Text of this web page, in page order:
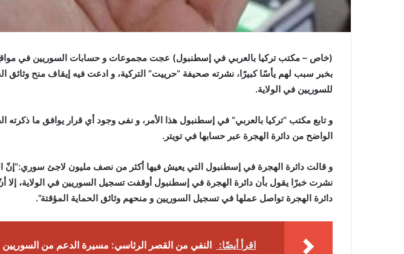
(خاص – مكتب تركيا بالعربي في إسطنبول) عجت مجموعات و حسابات السوريين في مواقع
بخبر سبب لهم يأسًا كبيرًا، نشرته صحيفة “حرييت” التركية، و ادعت فيه إيقاف منح وثائق
للسوريين في الولاية.
و تابع مكتب “تركيا بالعربي” في إسطنبول هذا الأمر، و نفى وجود أي قرار يوافق ما ذكرته
الواضح من دائرة الهجرة عبر حسابها في تويتر.
و قالت دائرة الهجرة في إسطنبول التي يعيش فيها أكثر من نصف مليون لاجئ سوري:”إنّ
نشرت خبرًا يقول بأن دائرة الهجرة في إسطنبول أوقفت تسجيل السوريين في الولاية، إلا
دائرة الهجرة تواصل عملها في تسجيل السوريين و منحهم وثائق الحماية المؤقتة”.
اقرأ أيضًا: النفي من القصر الرئاسي: مسيرة الدعم من السوريين